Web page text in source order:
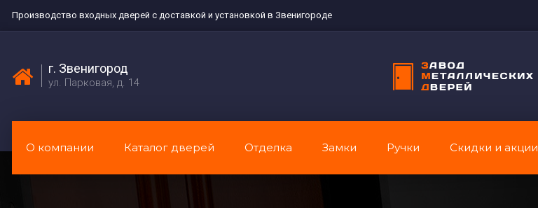
Производство входных дверей с доставкой и установкой в Звенигороде
г. Звенигород
ул. Парковая, д. 14
О компании Каталог дверей Отделка Замки Ручки Скидки и акции